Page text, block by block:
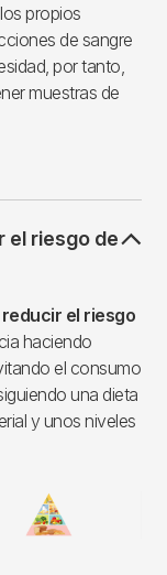
propios
de sangre
por tanto,
muestras de
el riesgo de
el riesgo
haciendo
el consumo
una dieta
y unos niveles